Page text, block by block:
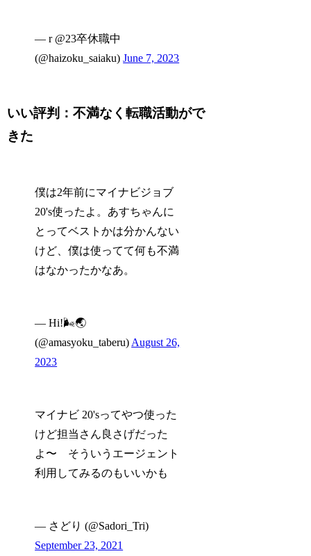
— r @23卒休職中
(@haizoku_saiaku)June 7, 2023
いい評判：不満なく転職活動がで
きた
僕は2年前にマイナビジョブ
20's使ったよ。あすちゃんに
とってベストかは分かんない
けど、僕は使ってて何も不満
はなかったかなあ。
— Hi!🌬️🌏
(@amasyoku_taberu) August 26,
2023
マイナビ 20'sってやつ使った
けど担当さん良さげだった
よ〜 そういうエージェント
利用してみるのもいいかも
— さどり (@Sadori_Tri)
September 23, 2021